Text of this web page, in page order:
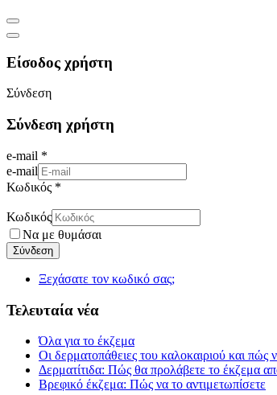
Είσοδος χρήστη
Σύνδεση
Σύνδεση χρήστη
e-mail *
e-mail
Κωδικός *
Κωδικός
Να με θυμάσαι
Ξεχάσατε τον κωδικό σας;
Τελευταία νέα
Όλα για το έκζεμα
Οι δερματοπάθειες του καλοκαιριού και πώς
Δερματίτιδα: Πώς θα προλάβετε το έκζεμα
Βρεφικό έκζεμα: Πώς να το αντιμετωπίσετε